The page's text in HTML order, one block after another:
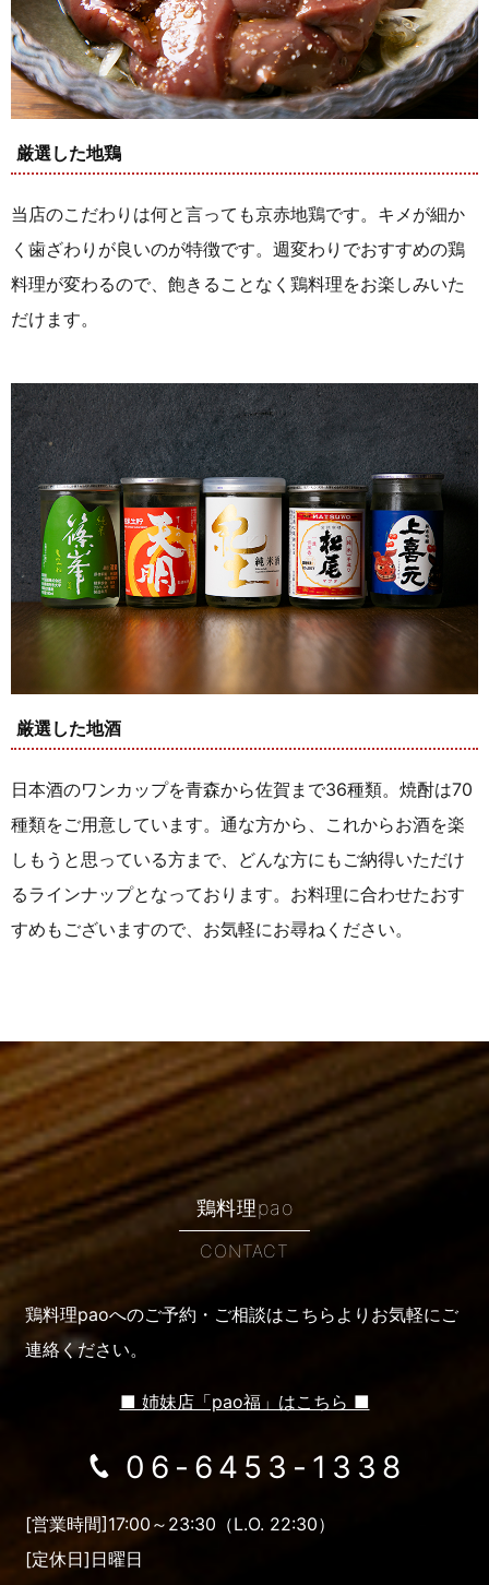
厳選した地鶏
当店のこだわりは何と言っても京赤地鶏です。キメが細か
く歯ざわりが良いのが特徴です。週変わりでおすすめの鶏
料理が変わるので、飽きることなく鶏料理をお楽しみいた
だけます。
厳選した地酒
日本酒のワンカップを青森から佐賀まで36種類。焼酎は70
種類をご用意しています。通な方から、これからお酒を楽
しもうと思っている方まで、どんな方にもご納得いただけ
るラインナップとなっております。お料理に合わせたおす
すめもございますので、お気軽にお尋ねください。
鶏料理pao
CONTACT
鶏料理paoへのご予約・ご相談はこちらより お気軽にご
連絡ください。
■ 姉妹店「pao福」はこちら ■
06-6453-1338
[営業時間]17:00～23:30（L.O. 22:30）
[定休日]日曜日